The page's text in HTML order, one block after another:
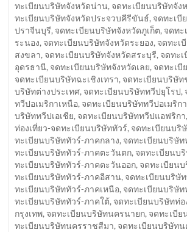
ทะเบียนบริษัทจังหวัดน่าน, จดทะเบียนบริษัทจัง
ทะเบียนบริษัทจังหวัดประจวบคีรีขันธ์, จดทะเบี
ปราจีนบุรี, จดทะเบียนบริษัทจังหวัดภูเก็ต, จดทะ
ระนอง, จดทะเบียนบริษัทจังหวัดระยอง, จดทะเ
สงขลา, จดทะเบียนบริษัทจังหวัดสระบุรี, จดทะ
อุดรธานี, จดทะเบียนบริษัทจังหวัดเลย, จดทะเบี
จดทะเบียนบริษัทฉะเชิงเทรา, จดทะเบียนบริษัท
บริษัทต่างประเทศ, จดทะเบียนบริษัททวีปยุโรป,
ทวีปอเมริกาเหนือ, จดทะเบียนบริษัททวีปอเมริก
บริษัททวีปเอเชีย, จดทะเบียนบริษัททวีปแอฟริกา,
ท่องเที่ยว-จดทะเบียนบริษัททัวร์, จดทะเบียนบริ
ทะเบียนบริษัททัวร์-ภาคกลาง, จดทะเบียนบริษัท
ทะเบียนบริษัททัวร์-ภาคตะวันตก, จดทะเบียนบ
ทะเบียนบริษัททัวร์-ภาคตะวันออก, จดทะเบียน
ทะเบียนบริษัททัวร์-ภาคอีสาน, จดทะเบียนบริษั
ทะเบียนบริษัททัวร์-ภาคเหนือ, จดทะเบียนบริษัท
ทะเบียนบริษัททัวร์-ภาคใต้, จดทะเบียนบริษัทท่อ
กรุงเทพ, จดทะเบียนบริษัทนครนายก, จดทะเบี
ทะเบียนบริษัทนครราชสีมา, จดทะเบียนบริษัท